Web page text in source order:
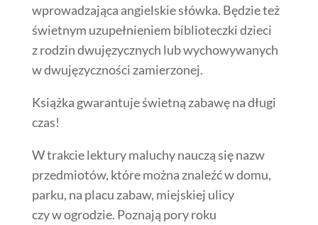
wprowadzająca angielskie słówka. Będzie też
świetnym uzupełnieniem biblioteczki dzieci
z rodzin dwujęzycznych lub wychowywanych
w dwujęzyczności zamierzonej.
Książka gwarantuje świetną zabawę na długi
czas!
W trakcie lektury maluchy nauczą się nazw
przedmiotów, które można znaleźć w domu,
parku, na placu zabaw, miejskiej ulicy
czy w ogrodzie. Poznają pory roku